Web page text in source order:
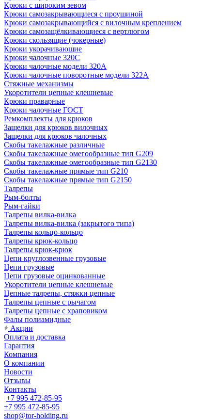
Крюки с широким зевом
Крюки самозакрывающиеся с проушиной
Крюки самозакрывающийся с вилочным креплением
Крюки самозащёлкивающиеся с вертлюгом
Крюки скользящие (чокерные)
Крюки укорачивающие
Крюки чалочные 320C
Крюки чалочные модели 320А
Крюки чалочные поворотные модели 322А
Стяжные механизмы
Укоротители цепные клешневые
Крюки праварные
Крюки чалочные ГОСТ
Ремкомплекты для крюков
Защелки для крюков вилочных
Защелки для крюков чалочных
Скобы такелажные различные
Скобы такелажные омегообразные тип G209
Скобы такелажные омегообразные тип G2130
Скобы такелажные прямые тип G210
Скобы такелажные прямые тип G2150
Талрепы
Рым-болты
Рым-гайки
Талрепы вилка-вилка
Талрепы вилка-вилка (закрытого типа)
Талрепы кольцо-кольцо
Талрепы крюк-кольцо
Талрепы крюк-крюк
Цепи круглозвенные грузовые
Цепи грузовые
Цепи грузовые оцинкованные
Укоротители цепные клешневые
Цепные талрепы, стяжки цепные
Талрепы цепные с рычагом
Талрепы цепные с храповиком
Фалы полиамидные
Акции
Оплата и доставка
Гарантия
Компания
О компании
Новости
Отзывы
Контакты
+7 995 472-85-95
+7 995 472-85-95
shop@tor-holding.ru